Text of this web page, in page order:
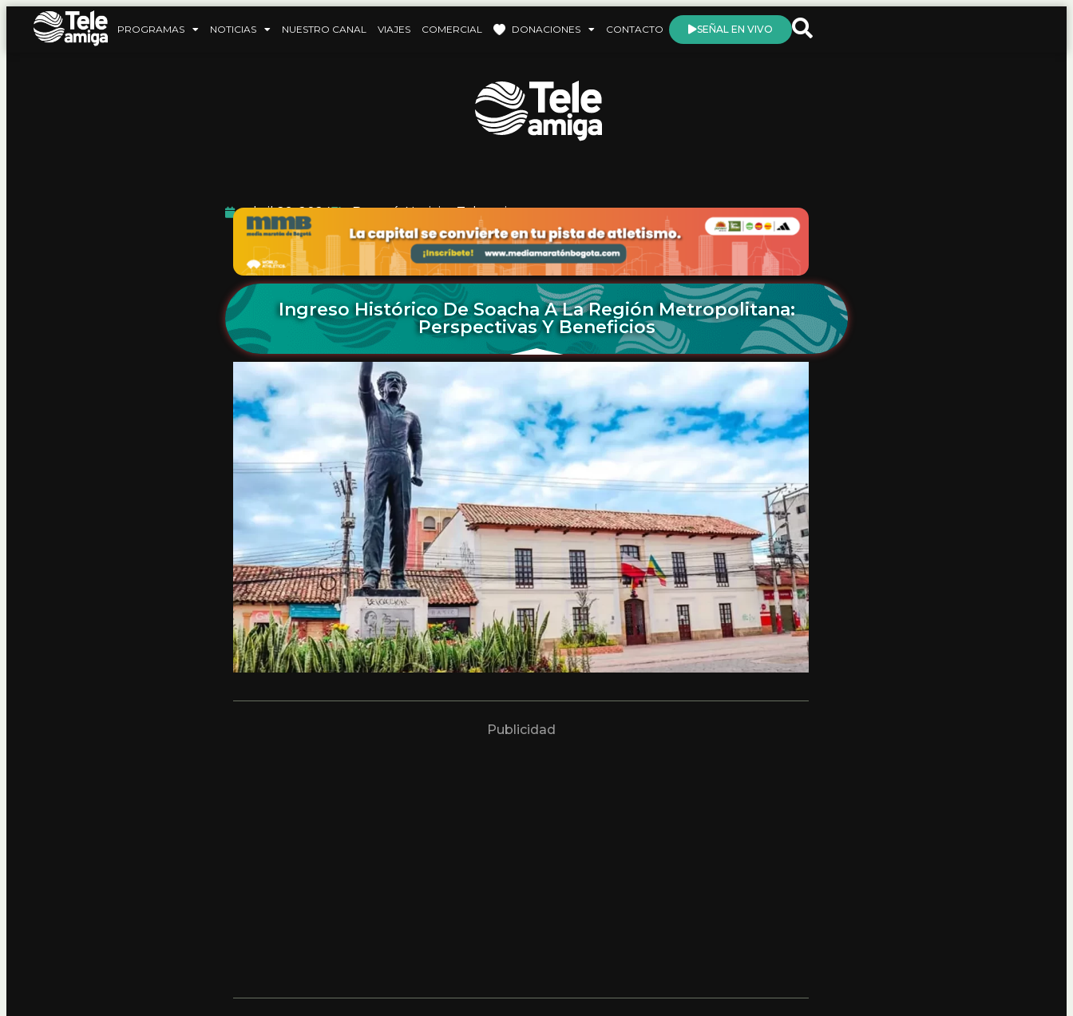
PROGRAMAS NOTICIAS NUESTRO CANAL VIAJES COMERCIAL DONACIONES CONTACTO SEÑAL EN VIVO
abril 29, 2024 Bogotá,Noticias Teleamiga
Ingreso Histórico De Soacha A La Región Metropolitana:
Perspectivas Y Beneficios
Publicidad